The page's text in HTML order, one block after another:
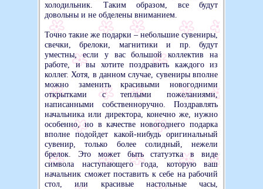
холодильник. Таким образом, все будут
довольны и не обделены вниманием.
Точно такие же подарки – небольшие сувениры,
свечки, брелоки, магнитики и пр. будут
уместны, если у вас большой коллектив на
работе, и вы хотите поздравить каждого из
коллег. Хотя, в данном случае, сувениры вполне
можно заменить красивыми новогодними
открытками с теплыми пожеланиями,
написанными собственноручно. Поздравлять
начальника или директора, конечно же, нужно
особенно, но в качестве новогоднего подарка
вполне подойдет какой-нибудь оригинальный
сувенир, только более солидный, нежели
брелок. Это может быть статуэтка в виде
символа наступающего года, которую ваш
начальник сможет поставить к себе на рабочий
стол, или красивые настольные часы,